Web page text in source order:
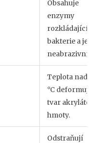
Obsahuje
enzymy
rozkládající
bakterie a je
neabrazivní.
Teplota nad 60
°C deformuje
tvar akrylátové
hmoty.
Odstraňují